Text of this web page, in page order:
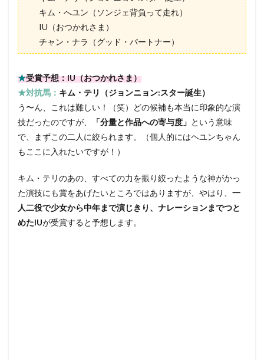
キム・へユン（ソンジェ背負って走れ）
IU（おつかれさま）
チャン・ナラ（グッド・パートナー）
★受賞予想：IU（おつかれさま）
★対抗馬： キム・テリ（ジョンニョン:スター誕生）
う〜ん、これは難しい！（笑）どの候補も本当に印象的な演
技だったのですが、
「分量と作品への寄与度」 という意味
で、まずこの二人に絞られます。（個人的にはヘユンちゃん
もここに入れたいですが！）
キム・テリのあの、すべての力を振り絞ったような神がかっ
た演技にも賞をあげたいところではありますが、やはり、 一
人二役で少女から中年まで演じきり、ナレーションまでつと
めたIUが受賞すると予想します。